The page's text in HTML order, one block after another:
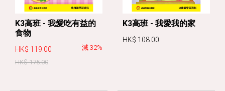
K3高班 - 我愛吃有益的
食物
HK$ 119.00
HK$ 175.00
減 32%
K3高班 - 我愛我的家
HK$ 108.00